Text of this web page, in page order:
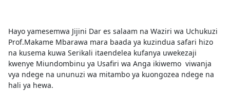
Hayo yamesemwa Jijini Dar es salaam na Waziri wa Uchukuzi
Prof.Makame Mbarawa mara baada ya kuzindua safari hizo
na kusema kuwa Serikali itaendelea kufanya uwekezaji
kwenye Miundombinu ya Usafiri wa Anga ikiwemo viwanja
vya ndege na ununuzi wa mitambo ya kuongozea ndege na
hali ya hewa.